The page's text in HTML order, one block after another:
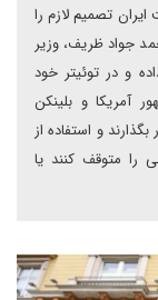
تصمیم لازم را
جواد ظریف، وزیر
و در توئیتر خود
و بلینکن
و استفاده از
را متوقف کنند یا